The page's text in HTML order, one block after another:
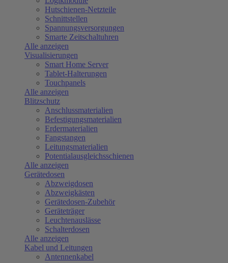
Hutschienen-Netzteile
Schnittstellen
Spannungsversorgungen
Smarte Zeitschaltuhren
Alle anzeigen
Visualisierungen
Smart Home Server
Tablet-Halterungen
Touchpanels
Alle anzeigen
Blitzschutz
Anschlussmaterialien
Befestigungsmaterialien
Erdermaterialien
Fangstangen
Leitungsmaterialien
Potentialausgleichsschienen
Alle anzeigen
Gerätedosen
Abzweigdosen
Abzweigkästen
Gerätedosen-Zubehör
Geräteträger
Leuchtenauslässe
Schalterdosen
Alle anzeigen
Kabel und Leitungen
Antennenkabel